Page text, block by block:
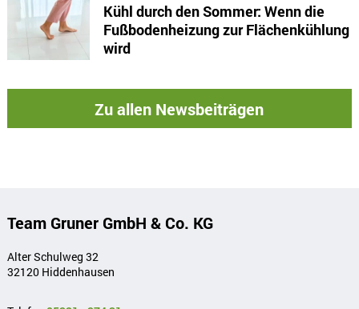
Kühl durch den Sommer: Wenn die
Fußbodenheizung zur Flächenkühlung
wird
Zu allen Newsbeiträgen
Team Gruner GmbH & Co. KG
Alter Schulweg 32
32120 Hiddenhausen